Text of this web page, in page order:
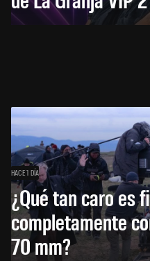
HACE 1 DÍA
¿Qué tan caro es
completamente
70 mm?